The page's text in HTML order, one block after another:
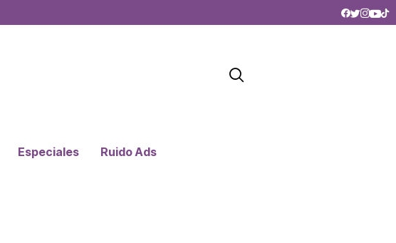
Especiales Ruido Ads